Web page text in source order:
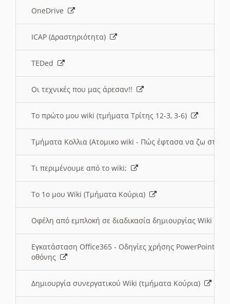
OneDrive
ICAP (Δραστηριότητα)
TEDed
Οι τεχνικές που μας άρεσαν!!
Το πρώτο μου wiki (τμήματα Τρίτης 12-3, 3-6)
Τμήματα Κολλια (Ατομικο wiki - Πώς έφτασα να ζω στην
Τι περιμένουμε από το wiki;
Το 1ο μου Wiki (Τμήματα Κούρια)
Οφέλη από εμπλοκή σε διαδικασία δημιουργίας Wiki
Εγκατάσταση Office365 - Οδηγίες χρήσης PowerPoint
οθόνης
Δημιουργία συνεργατικού Wiki (τμήματα Κούρια)